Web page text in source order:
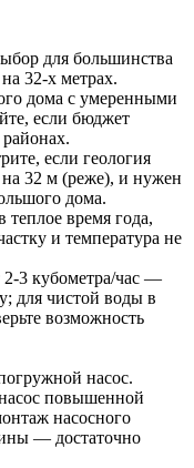
для большинства
32-х метрах.
дома с умеренными
если бюджет
если геология
на 32 м (реже), и нужен
дома.
теплое время года,
и температура не
2-3 кубометра/час —
для чистой воды в
возможность
насос.
повышенной
насосного
— достаточно